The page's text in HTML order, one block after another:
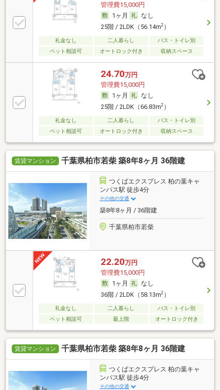
管理費15,000円
1ヶ月
なし
25階 / 2LDK（56.14m2）
礼金なし 二人暮らし
バス・トイレ別
ペット相談可
オートロック付き 収納スペース
24.70万円
管理費15,000円
1ヶ月
なし
25階 / 2LDK（66.83m2）
礼金なし 二人暮らし
バス・トイレ別
ペット相談可
オートロック付き 収納スペース
賃貸マンション 千葉県柏市若柴 築8年8ヶ月 36階建
つくばエクスプレス 柏の葉キャ
ンパス駅 徒歩4分
その他の交通
築8年8ヶ月 / 36階建
千葉県柏市若柴
22.20万円
管理費15,000円
1ヶ月
なし
36階 / 2LDK（58.13m2）
礼金なし 二人暮らし
バス・トイレ別
ペット相談可
最上階 オートロック付き
賃貸マンション 千葉県柏市若柴 築8年8ヶ月 36階建
つくばエクスプレス 柏の葉キャ
ンパス駅 徒歩4分
その他の交通